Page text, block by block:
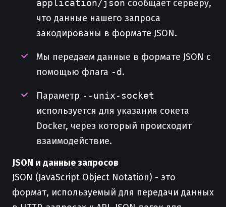
application/json сообщает серверу,
что данные нашего запроса
закодированы в формате JSON.
Мы передаем данные в формате JSON с
помощью флага -d.
Параметр --unix-socket
используется для указания сокета
Docker, через который происходит
взаимодействие.
JSON и данные запросов
JSON (JavaScript Object Notation) - это
формат, используемый для передачи данных